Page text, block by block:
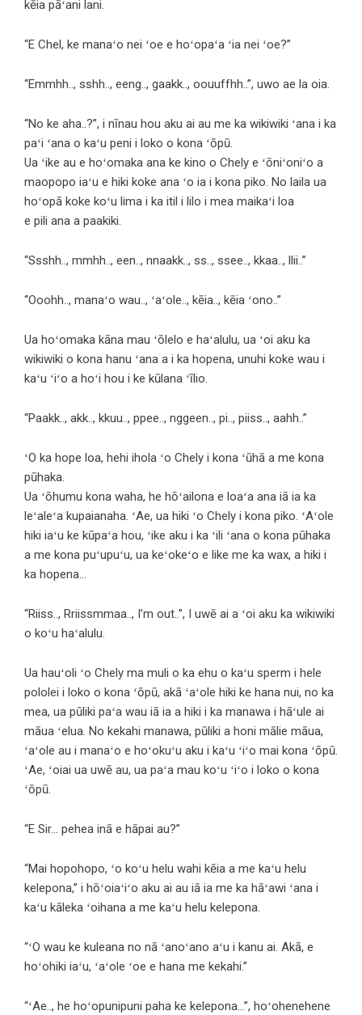
kēia pāʻani lani.
“E Chel, ke manaʻo nei ʻoe e hoʻopaʻa ʻia nei ʻoe?”
“Emmhh.., sshh.., eeng.., gaakk.., oouuffhh..”, uwo ae la oia.
“No ke aha..?”, i nīnau hou aku ai au me ka wikiwiki ʻana i ka
paʻi ʻana o kaʻu peni i loko o kona ʻōpū.
Ua ʻike au e hoʻomaka ana ke kino o Chely e ʻōniʻoniʻo a
maopopo iaʻu e hiki koke ana ʻo ia i kona piko. No laila ua
hoʻopā koke koʻu lima i ka itil i lilo i mea maikaʻi loa
e pili ana a paakiki.
“Ssshh.., mmhh.., een.., nnaakk.., ss.., ssee.., kkaa.., llii..”
“Ooohh.., manaʻo wau.., ʻaʻole.., kēia.., kēia ʻono..”
Ua hoʻomaka kāna mau ʻōlelo e haʻalulu, ua ʻoi aku ka
wikiwiki o kona hanu ʻana a i ka hopena, unuhi koke wau i
kaʻu ʻiʻo a hoʻi hou i ke kūlana ʻīlio.
“Paakk.., akk.., kkuu.., ppee.., nggeen.., pi.., piiss.., aahh..”
ʻO ka hope loa, hehi ihola ʻo Chely i kona ʻūhā a me kona
pūhaka.
Ua ʻōhumu kona waha, he hōʻailona e loaʻa ana iā ia ka
leʻaleʻa kupaianaha. ʻAe, ua hiki ʻo Chely i kona piko. ʻAʻole
hiki iaʻu ke kūpaʻa hou, ʻike aku i ka ʻili ʻana o kona pūhaka
a me kona puʻupuʻu, ua keʻokeʻo e like me ka wax, a hiki i
ka hopena…
“Riiss.., Rriissmmaa.., I’m out..”, I uwē ai a ʻoi aku ka wikiwiki
o koʻu haʻalulu.
Ua hauʻoli ʻo Chely ma muli o ka ehu o kaʻu sperm i hele
pololei i loko o kona ʻōpū, akā ʻaʻole hiki ke hana nui, no ka
mea, ua pūliki paʻa wau iā ia a hiki i ka manawa i hāʻule ai
māua ʻelua. No kekahi manawa, pūliki a honi mālie māua,
ʻaʻole au i manaʻo e hoʻokuʻu aku i kaʻu ʻiʻo mai kona ʻōpū.
ʻAe, ʻoiai ua uwē au, ua paʻa mau koʻu ʻiʻo i loko o kona
ʻōpū.
“E Sir… pehea inā e hāpai au?”
“Mai hopohopo, ʻo koʻu helu wahi kēia a me kaʻu helu
kelepona,” i hōʻoiaʻiʻo aku ai au iā ia me ka hāʻawi ʻana i
kaʻu kāleka ʻoihana a me kaʻu helu kelepona.
“ʻO wau ke kuleana no nā ʻanoʻano aʻu i kanu ai. Akā, e
hoʻohiki iaʻu, ʻaʻole ʻoe e hana me kekahi.”
“ʻAe.., he hoʻopunipuni paha ke kelepona…”, hoʻohenehene